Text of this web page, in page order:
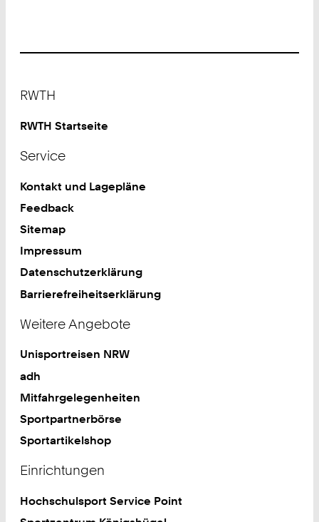
RWTH
RWTH Startseite
Service
Kontakt und Lagepläne
Feedback
Sitemap
Impressum
Datenschutzerklärung
Barrierefreiheitserklärung
Weitere Angebote
Unisportreisen NRW
adh
Mitfahrgelegenheiten
Sportpartnerbörse
Sportartikelshop
Einrichtungen
Hochschulsport Service Point